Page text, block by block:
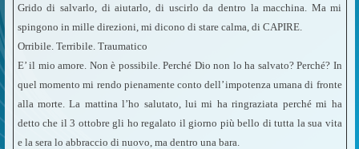
Grido di salvarlo, di aiutarlo, di uscirlo da dentro la macchina. Ma mi
spingono in mille direzioni, mi dicono di stare calma, di CAPIRE.
Orribile. Terribile. Traumatico
E’ il mio amore. Non è possibile. Perché Dio non lo ha salvato? Perché? In
quel momento mi rendo pienamente conto dell’impotenza umana di fronte
alla morte. La mattina l’ho salutato, lui mi ha ringraziata perché mi ha
detto che il 3 ottobre gli ho regalato il giorno più bello di tutta la sua vita
e la sera lo abbraccio di nuovo, ma dentro una bara.